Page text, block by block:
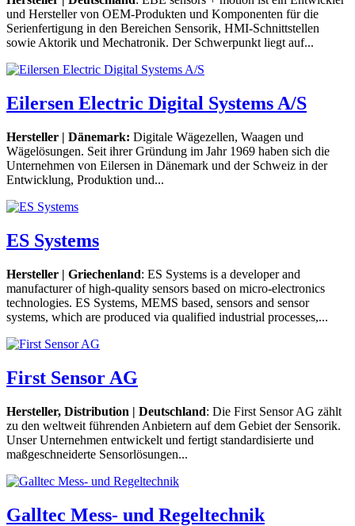
und Hersteller von OEM-Produkten und Komponenten für die
Serienfertigung in den Bereichen Sensorik, HMI-Schnittstellen
sowie Aktorik und Mechatronik. Der Schwerpunkt liegt auf...
Eilersen Electric Digital Systems A/S
Hersteller | Dänemark: Digitale Wägezellen, Waagen und
Wägelösungen. Seit ihrer Gründung im Jahr 1969 haben sich die
Unternehmen von Eilersen in Dänemark und der Schweiz in der
Entwicklung, Produktion und...
ES Systems
Hersteller | Griechenland: ES Systems is a developer and
manufacturer of high-quality sensors based on micro-electronics
technologies. ES Systems, MEMS based, sensors and sensor
systems, which are produced via qualified industrial processes,...
First Sensor AG
Hersteller, Distribution | Deutschland: Die First Sensor AG zählt
zu den weltweit führenden Anbietern auf dem Gebiet der Sensorik.
Unser Unternehmen entwickelt und fertigt standardisierte und
maßgeschneiderte Sensorlösungen...
Galltec Mess- und Regeltechnik